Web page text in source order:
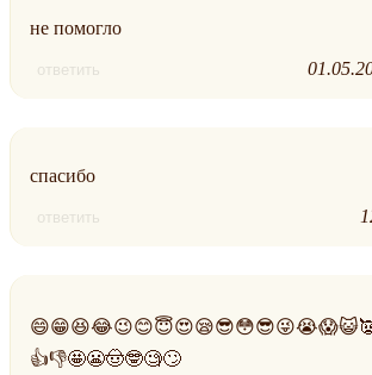
не помогло
ответить
спасибо
ответить
👍👎🤩😬🤠🤓🧐🙄